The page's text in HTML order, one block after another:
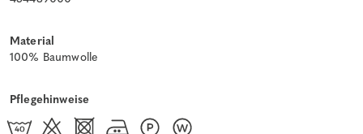
Material
100% Baumwolle
Pflegehinweise